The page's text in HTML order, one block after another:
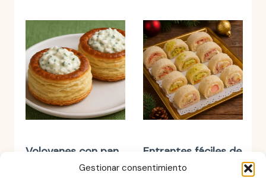
Gestionar consentimiento
Volovanes con pan
Entrantes fáciles de
navidad con pan de